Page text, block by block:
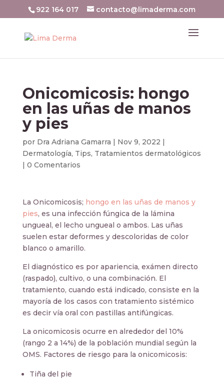
922 164 017 contacto@limaderma.com
Onicomicosis: hongo
en las uñas de manos
y pies
por Dra Adriana Gamarra | Nov 9, 2022 |
Dermatología, Tips, Tratamientos dermatológicos
| 0 Comentarios
La Onicomicosis; hongo en las uñas de manos y
pies, es una infección fúngica de la lámina
ungueal, el lecho ungueal o ambos. Las uñas
suelen estar deformes y descoloridas de color
blanco o amarillo.
El diagnóstico es por apariencia, exámen directo
(raspado), cultivo, o una combinación. El
tratamiento, cuando está indicado, consiste en la
mayoría de los casos con tratamiento sistémico
es decir vía oral con pastillas antifúngicas.
La onicomicosis ocurre en alrededor del 10%
(rango 2 a 14%) de la población mundial según la
OMS. Factores de riesgo para la onicomicosis:
Tiña del pie